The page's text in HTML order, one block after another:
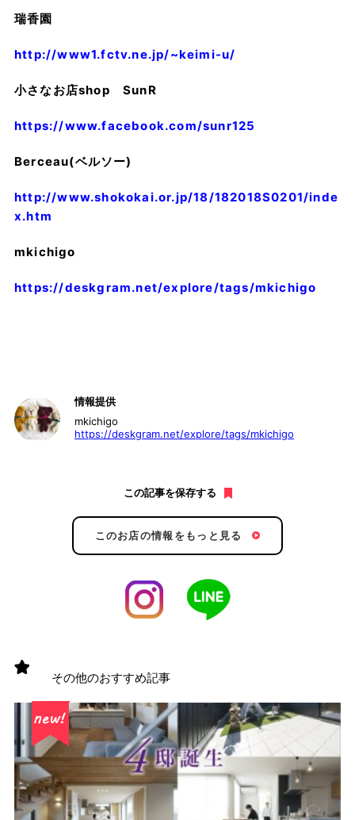
瑞香園
http://www1.fctv.ne.jp/~keimi-u/
小さなお店shop SunR
https://www.facebook.com/sunr125
Berceau(ベルソー)
http://www.shokokai.or.jp/18/182018S0201/inde
x.htm
mkichigo
https://deskgram.net/explore/tags/mkichigo
情報提供
mkichigo
https://deskgram.net/explore/tags/mkichigo
この記事を保存する
このお店の情報をもっと見る
その他のおすすめ記事